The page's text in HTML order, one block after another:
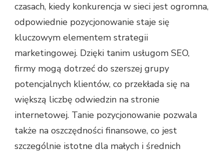
czasach, kiedy konkurencja w sieci jest ogromna,
odpowiednie pozycjonowanie staje się
kluczowym elementem strategii
marketingowej. Dzięki tanim usługom SEO,
firmy mogą dotrzeć do szerszej grupy
potencjalnych klientów, co przekłada się na
większą liczbę odwiedzin na stronie
internetowej. Tanie pozycjonowanie pozwala
także na oszczędności finansowe, co jest
szczególnie istotne dla małych i średnich